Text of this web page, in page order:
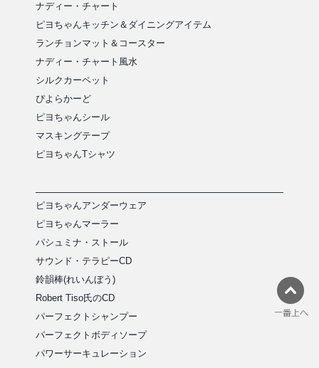
ナディー・チャート
ピヨちゃんキッチン＆ダイニングアイテム
ランチョンマット＆コースター
ナディー・チャート風水
シルクカーペット
ぴよらかーど
ピヨちゃんシール
マスキングテープ
ピヨちゃんTシャツ
ピヨちゃんアンダーウェア
ピヨちゃんマーラー
パシュミナ・ストール
サウンド・テラピーCD
鈴韻棒(れいんぼう)
Robert Tiso氏のCD
パーフェクトシャンプー
パーフェクトボディソープ
パワーサーキュレーション